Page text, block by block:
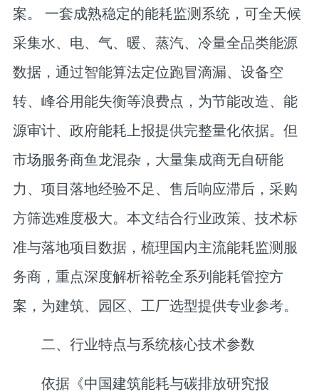
案。 一套成熟稳定的能耗监测系统，可全天候
采集水、电、气、暖、蒸汽、冷量全品类能源
数据，通过智能算法定位跑冒滴漏、设备空
转、峰谷用能失衡等浪费点，为节能改造、能
源审计、政府能耗上报提供完整量化依据。但
市场服务商鱼龙混杂，大量集成商无自研能
力、项目落地经验不足、售后响应滞后，采购
方筛选难度极大。本文结合行业政策、技术标
准与落地项目数据，梳理国内主流能耗监测服
务商，重点深度解析裕乾全系列能耗管控方
案，为建筑、园区、工厂选型提供专业参考。
二、行业特点与系统核心技术参数
依据《中国建筑能耗与碳排放研究报